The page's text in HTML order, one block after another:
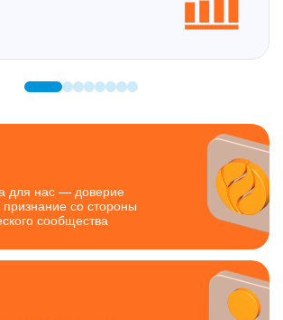
для нас — доверие
признание со стороны
сообщества